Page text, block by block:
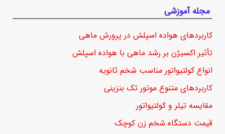
مجله آموزشی
کاربردهای هواده اسپلش در پرورش ماهی
تأثیر اکسیژن بر رشد ماهی با هواده اسپلش
انواع کولتیواتور مناسب شخم ثانویه
کاربردهای متنوع موتور تک بنزینی
مقایسه تیلر و کولتیواتور
قیمت دستگاه شخم زن کوچک